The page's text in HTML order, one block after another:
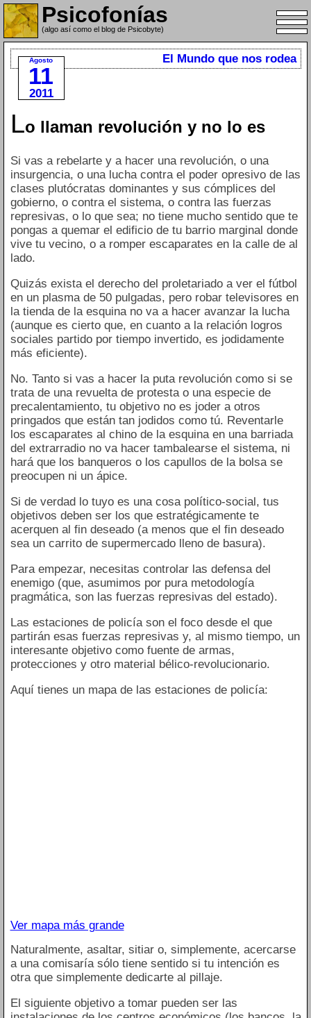
Psicofonías
(algo así como el blog de Psicobyte)
Agosto
11
2011
El Mundo que nos rodea
Lo llaman revolución y no lo es
Si vas a rebelarte y a hacer una revolución, o una
insurgencia, o una lucha contra el poder opresivo de las
clases plutócratas dominantes y sus cómplices del
gobierno, o contra el sistema, o contra las fuerzas
represivas, o lo que sea; no tiene mucho sentido que te
pongas a quemar el edificio de tu barrio marginal donde
vive tu vecino, o a romper escaparates en la calle de al
lado.
Quizás exista el derecho del proletariado a ver el fútbol
en un plasma de 50 pulgadas, pero robar televisores en
la tienda de la esquina no va a hacer avanzar la lucha
(aunque es cierto que, en cuanto a la relación logros
sociales partido por tiempo invertido, es jodidamente
más eficiente).
No. Tanto si vas a hacer la puta revolución como si se
trata de una revuelta de protesta o una especie de
precalentamiento, tu objetivo no es joder a otros
pringados que están tan jodidos como tú. Reventarle
los escaparates al chino de la esquina en una barriada
del extrarradio no va hacer tambalearse el sistema, ni
hará que los banqueros o los capullos de la bolsa se
preocupen ni un ápice.
Si de verdad lo tuyo es una cosa político-social, tus
objetivos deben ser los que estratégicamente te
acerquen al fin deseado (a menos que el fin deseado
sea un carrito de supermercado lleno de basura).
Para empezar, necesitas controlar las defensa del
enemigo (que, asumimos por pura metodología
pragmática, son las fuerzas represivas del estado).
Las estaciones de policía son el foco desde el que
partirán esas fuerzas represivas y, al mismo tiempo, un
interesante objetivo como fuente de armas,
protecciones y otro material bélico-revolucionario.
Aquí tienes un mapa de las estaciones de policía:
Ver mapa más grande
Naturalmente, asaltar, sitiar o, simplemente, acercarse
a una comisaría sólo tiene sentido si tu intención es
otra que simplemente dedicarte al pillaje.
El siguiente objetivo a tomar pueden ser las